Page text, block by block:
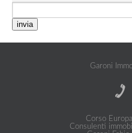
invia
Garoni
Corso
Consulenti